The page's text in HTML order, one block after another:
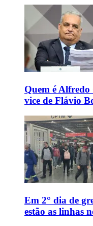
Quem é
vice de Flávio
Em 2° dia de
estão as linhas